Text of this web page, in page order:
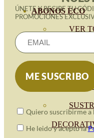
ABONOS ECO
VER
ÚNETE Y RECIBE TU
PROMOCIONES
Quiero suscribirme a
He leido y acepto la